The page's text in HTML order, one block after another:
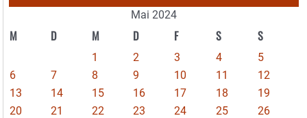
Mai 2024
M D M D F S S
1 2 3 4
5
6
7 8 9 10 11
12
13
14 15 16 17 18
19
20
21 22 23 24 25
26